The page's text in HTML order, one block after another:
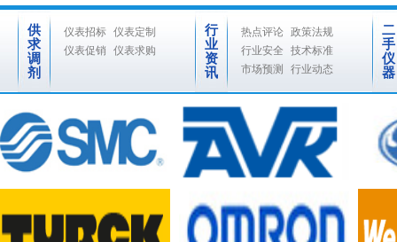
供
求
调
剂
仪表招标 仪表定制
仪表促销
仪表求购
行
业
资
讯
热点评论 政策法规
行业安全
技术标准
市场预测
行业动态
二
手
仪
器